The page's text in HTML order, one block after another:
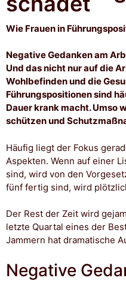
Wie Frauen in
Negative Gedanken am
Und das nicht nur auf die
Wohlbefinden und die
Führungspositionen sind
Dauer krank macht. Umso
schützen und
Häufig liegt der Fokus
Aspekten. Wenn auf einer
sind, wird von den
fünf fertig sind, wird
Der Rest der Zeit wird
letzte Quartal eines der
Jammern hat dramatische
Negative